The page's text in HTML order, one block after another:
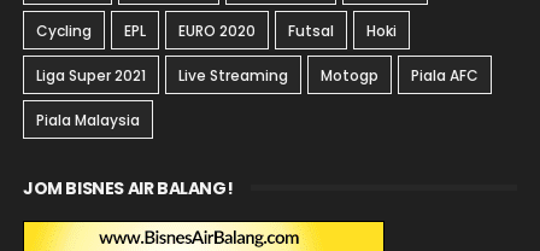
Cycling EPL EURO 2020 Futsal Hoki
Liga Super 2021 Live Streaming Motogp Piala AFC
Piala Malaysia
JOM BISNES AIR BALANG!